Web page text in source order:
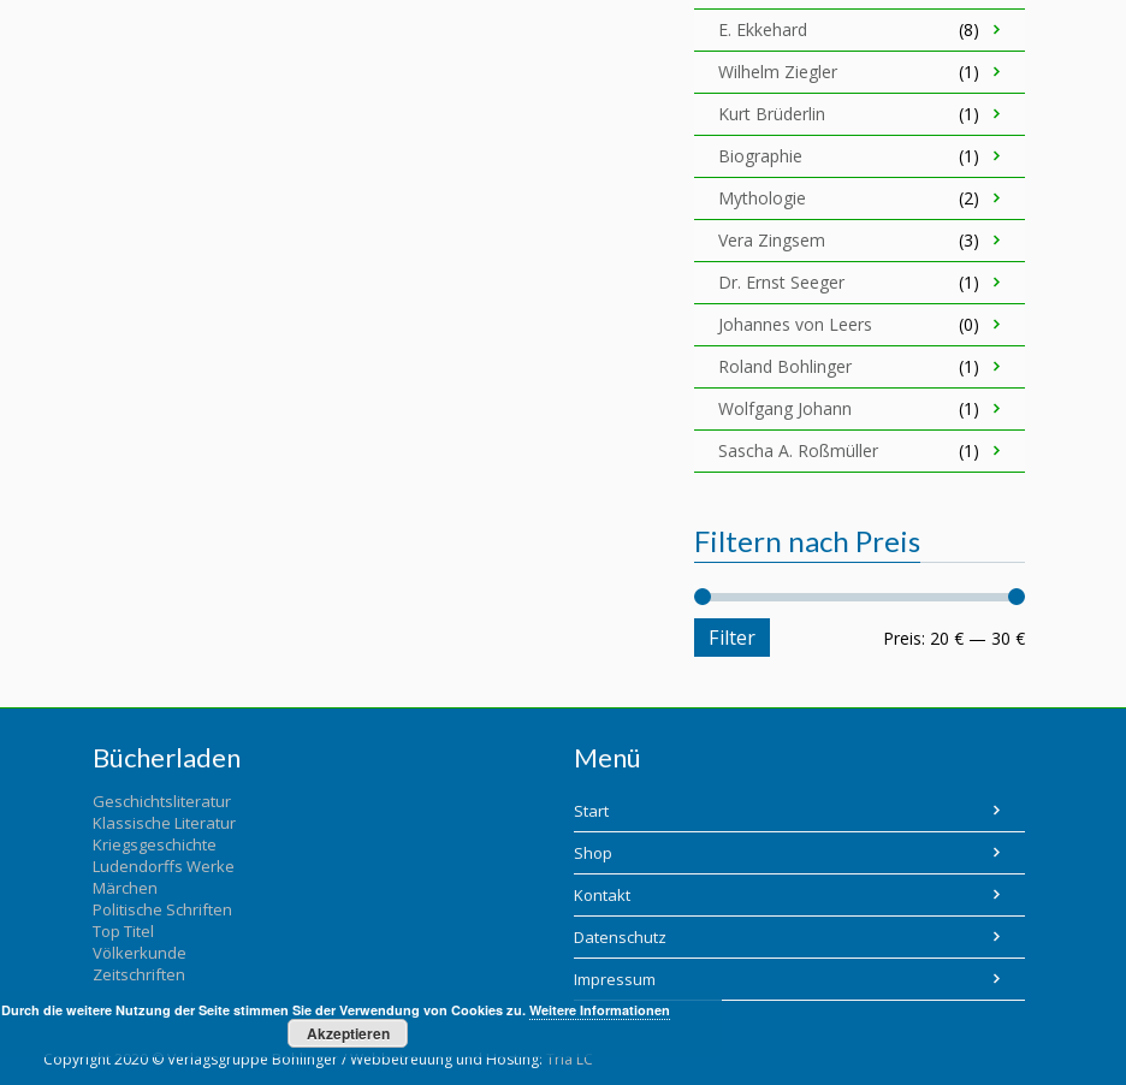
E. Ekkehard
(8)
Wilhelm Ziegler
(1)
Kurt Brüderlin
(1)
Biographie
(1)
Mythologie
(2)
Vera Zingsem
(3)
Dr. Ernst Seeger
(1)
Johannes von Leers
(0)
Roland Bohlinger
(1)
Wolfgang Johann
(1)
Sascha A. Roßmüller
(1)
Filtern nach Preis
Filter Preis: 20 €— 30 €
Bücherladen
Geschichtsliteratur
Klassische Literatur
Kriegsgeschichte
Ludendorffs Werke
Märchen
Politische Schriften
Top Titel
Völkerkunde
Zeitschriften
Menü
Start
Shop
Kontakt
Datenschutz
Impressum
Copyright 2020 © Verlagsgruppe Bohlinger / Webbetreuung und Hosting: Tria LC
Durch die weitere Nutzung der Seite stimmen Sie der Verwendung von Cookies zu. Weitere Informationen
Akzeptieren